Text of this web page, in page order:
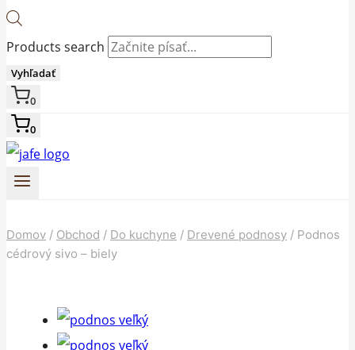
Products search
Vyhľadať
0
0
Domov / Obchod / Do kuchyne / Drevené podnosy / Podnos
cédrový sivo – biely